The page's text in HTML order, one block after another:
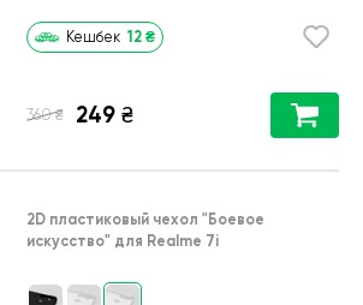
Кешбек 12 ₴
360 ₴ 249 ₴
2D пластиковый чехол "Боевое
искусство" для Realme 7i